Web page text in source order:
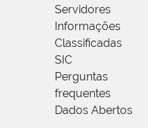
Servidores
Informações
Classificadas
SIC
Perguntas
frequentes
Dados Abertos